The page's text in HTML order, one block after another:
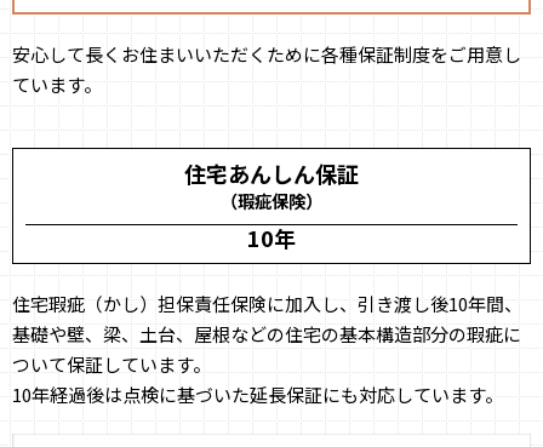
安心して長くお住まいいただくために各種保証制度をご用意し
ています。
住宅あんしん保証
（瑕疵保険）
10年
住宅瑕疵（かし）担保責任保険に加入し、引き渡し後10年間、
基礎や壁、梁、土台、屋根などの住宅の基本構造部分の瑕疵に
ついて保証しています。
10年経過後は点検に基づいた延長保証にも対応しています。